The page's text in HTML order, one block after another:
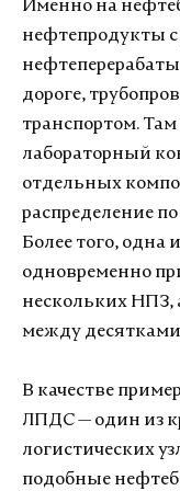
Именно на
нефтепродукты
дороге,
транспортом.
лабораторный
отдельных
распределение
Более того, одна
одновременно
нескольких НПЗ,
между
В качестве
ЛПДС — один из
логистических
подобные